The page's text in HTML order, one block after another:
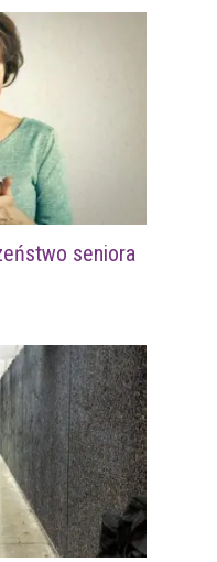
seniora